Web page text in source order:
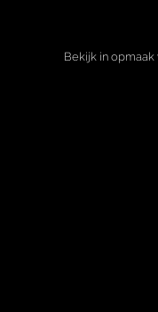
Bekijk in